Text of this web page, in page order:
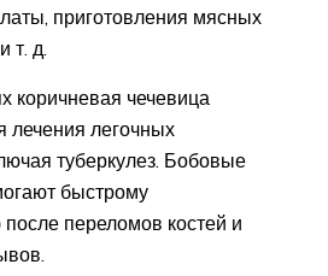
приготовления мясных
т. д.
коричневая чечевица
лечения легочных
туберкулез. Бобовые
быстрому
переломов костей и